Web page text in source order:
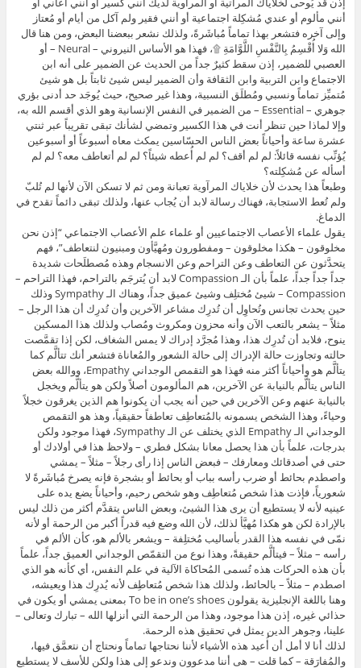
أنني مألوم أو عندي مُشكِلة اجتماعية أو أنني فقير ولم آكل من أيام أو مُعتاز
وإلى آخره فتشعر بهذا تماماً مُباشَرةً، ولذلك نشعر ببعضنا البعض، ومن هنا قال
الله وَلا أُقْسِمُ بِالنَّفْسِ اللَّوَّامَةِ ۩، فهذا هو الأساس النيروني – Neural – أو
العصبي للضمير، إذن سقط كثيرٌ جداً من الحديث عن الضمير على أنه ابن
الاجتماع وابن التربية وابن الثقافة وأن الضمير ليس شيئ ثابتاً بل هو شيئ
مُتميِّز تماماً ونسبي ومُطلَق النسبية، وهذا غير صحيح، حيث يُوجَد حد أدنى بؤري
جوهري – Essential – من الضمير في النفس الإنسانية وهو الذي أقسم الله به،
وإلا لماذا حين تنظر أنت في هذا الكسير وتمضي لشأنك تبقى تقريباً عبر ثنتي
عشرة ساعة وأحياناً بعض الناس الحسّاسين يمكث معاه أسبوعاً أو أسبوعين
يُؤنِّب نفسه قائلاً: لم لم أقف؟ لم لم أُعطه شيئاً؟ لم لم أتعاطف معه؟ لم لم
أسأله عن مُشكِلته؟
وطبعاً هذا يحدث لأن خلاياك المرآوية تعبانة ومن ثم لا تسكن الآن لأنها لم تُلبّ
ولم تُعط الاستجابة، فهناك رسالة لابد أن يُجاب عنها، ولذلك تبقى دائماً تقدح في
الدماغ.
يقول علماء الأعصاب الاجتماعيين أو علماء علم الأعصاب الاجتماعي “إذن نحن
مخلوقون – هكذا مخلوقون – ومفطورون ومُهيَّأون ومبنيون لنتعاطف”، فهم
يتحدَّثون عن التعاطف وعن التراحم وعن الانسجام وهذه مُصطلَحات شديدة
جداً جداً جداً، علماً بأن الـ Compassion لابد أن يُترجَم بالتراحم، فهذا التراحم –
Compassion – شيئ مُختلِف وشيئ عميق جداً، وهناك الـ Sympathy وذلك
حين يحدث تجانس وتُحاوِل أن تُدرِك مشاعر الآخرين وأن تُدرِك أن هذا الرجل –
مثلاً – يشعر بالتعب الآن وأنه محزون ومكروث ومُصاب ولذلك هذا المسكين
ينوح، فلابد أن تُدرِك هذا، وهذا مُجرَّد إدراك لا يمس الشغاف، لكن إذا تقمَّصت
حالته وتجاوزت حالة الإدراك إلى حالة الشعور والمُعاناة فتشعر أنك تتألَّم كما
يتألَّم هو وأحياناً أكثر منه فهذا هو التقمص الوجداني Empathy، ووالله بعض
الناس يتألَّم بالنيابة عن الآخرين، هم المألومون أصلاً ولكن هو يتألَّم ويخجل
بالنيابة عنهم وعن الآخرين في حين أنه يجب أن يكونوا هم الذين يغرقون خجلاً
وحياءً، وهذا الشخص يسمونه بالمُتعاطِف تعاطفاً حقيقياً، وهذ هو التقمص
الوجداني الـ Empathy الذي يختلف عن الـ Sympathy، فهذا موجود ولكن
بدرجات، علماً بأن هذا يحصل معانا بشكل فطري – ولاحظ هذا في أولادك أو
حتى في أصدقائك ومعارفك – فبعض الناس إذا رأى رجلاً – مثلاً – يمشي
واصطدم بحائط أو ضرب رأسه بباب أو بحائط أو بشجرة فإنه يصرخ مُباشَرةً لا
شعورياً، فإذت هذا شخص مُتعاطِف وهو شخص رحيم، وأحياناً يضع يده على
عينيه لأنه لا يستطيع أن يرى هذا الشيئ، وبعض الناس يتقدَّم أكثر من ذلك ليس
بالإرادة لكن هو هكذا مُهيَّأ لذلك، لأن الله وضع فيه قدراً أكبر من الرحمة أو لأنه
نمّى في نفسه هذا القدر بأساليب مُختلِفة – ويشعر بالألم هو، كأن الألم في
رأسه – مثلاً – فيتألَّم حقيقةً، وهذا نوع من التقمّص الوجداني العميق جداً، علماً
بأن هذه الحركات هذه تُسمى المُحاكاة الآلية في علم النفس، أي كأنه هو الذي
اصطدم – مثلاً – بالحائط، ولذلك هذا شخص مُتعاطِف لأنه يُدرِك هذا ويعيشه،
وهنا باللغة الإنجليزية يقولون To be in one’s shoes بمعنى يمشي أو يكون في
حذائي غيره، إذن هذا موجود، وهذا من الرحمة التي أنزلها الله – تبارك وتعالى –
علينا، وجوهر الدين يمثل في تحقيق هذه الرحمة.
لذلك أنا لا أمل أن أُعيد هذه الأشياء لأننا نحتاجها تماماً ونحتاج أن نتعمَّق فيها،
والمُفارَقة – كما قلت – هى أننا مدعوون وندعو إلى هذا ولكن للأسف لا يستطيع